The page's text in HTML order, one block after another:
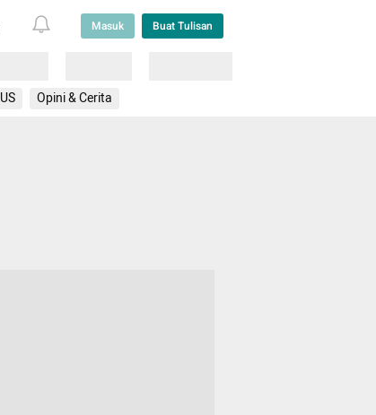
Masuk Buat Tulisan
Opini & Cerita